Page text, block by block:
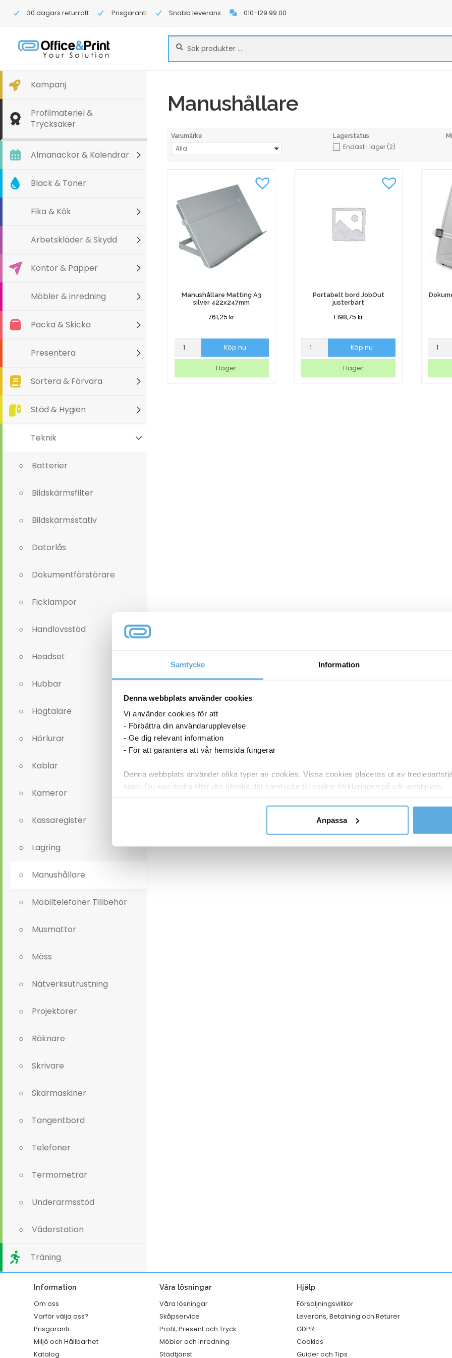
Samtycke Information
Denna webbplats använder cookies
Vi använder cookies för att
- Förbättra din användarupplevelse
- Ge dig relevant information
- För att garantera att vår hemsida fungerar
Denna webbplats använder olika typer av cookies. Vissa cookies placeras ut av
sidor. Du kan ändra eller dra tillbaka ditt samtycke till cookie-förklaringen på vår webbplats.
Anpassa
30 dagars returrätt Prisgaranti Snabb leverans 010-129 99 00
Sök
efter:
Sök
Kampanj
Profilmateriel &
Trycksaker
Almanackor & Kalendrar
Bläck & Toner
Fika & Kök
Arbetskläder & Skydd
Kontor & Papper
Möbler & inredning
Packa & Skicka
Presentera
Sortera & Förvara
Städ & Hygien
Teknik
Batterier
Bildskärmsfilter
Bildskärmsstativ
Datorlås
Dokumentförstörare
Ficklampor
Handlovsstöd
Headset
Hubbar
Högtalare
Hörlurar
Kablar
Kameror
Kassaregister
Lagring
Manushållare
Mobiltelefoner Tillbehör
Musmattor
Möss
Nätverksutrustning
Projektorer
Räknare
Skrivare
Skärmaskiner
Tangentbord
Telefoner
Termometrar
Underarmsstöd
Väderstation
Träning
Manushållare
Varumärke
Alla
Lagerstatus
Endast i lager (2)
Manushållare Matting A3
silver 422x247mm
761,25kr
Köp nu
I lager
Portabelt bord JobOut
justerbart
1 198,75kr
Köp nu
I lager
Information
Om oss
Varför välja oss?
Prisgaranti
Miljö och Hållbarhet
Katalog
Våra lösningar
Våra lösningar
Skåpservice
Profil, Present och Tryck
Möbler och Inredning
Städtjänst
Hjälp
Försäljningsvillkor
Leverans, Betalning och Returer
GDPR
Cookies
Guider och Tips